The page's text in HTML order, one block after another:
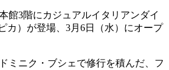
館3階にカジュアルイタリアンダイ
カ）が登場、3月6日（水）にオープ
ミニク・ブシェで修行を積んだ、フ